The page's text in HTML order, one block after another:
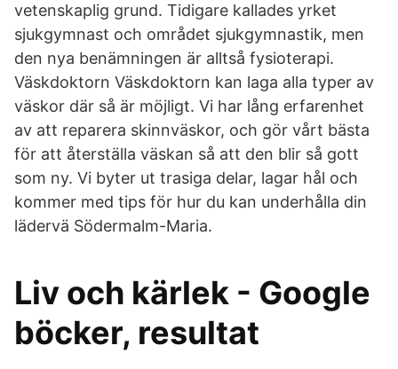
vetenskaplig grund. Tidigare kallades yrket
sjukgymnast och området sjukgymnastik, men
den nya benämningen är alltså fysioterapi.
Väskdoktorn Väskdoktorn kan laga alla typer av
väskor där så är möjligt. Vi har lång erfarenhet
av att reparera skinnväskor, och gör vårt bästa
för att återställa väskan så att den blir så gott
som ny. Vi byter ut trasiga delar, lagar hål och
kommer med tips för hur du kan underhålla din
lädervä Södermalm-Maria.
Liv och kärlek - Google
böcker, resultat